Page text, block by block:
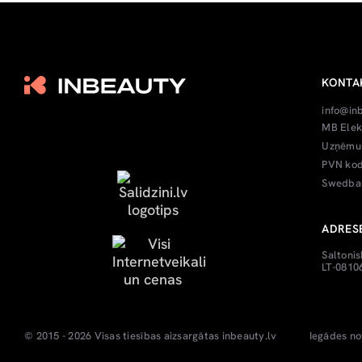
MB
PVN
LT-
© 2015 - 2026 Visas tiesības aizsargātas inbeauty.lv Iegādes